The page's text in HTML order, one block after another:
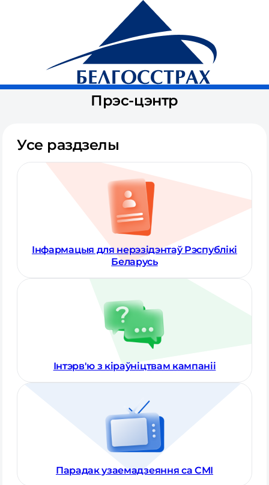
Галоўная
Прэс-цэнтр
Усе раздзелы
Інфармацыя для нерэзідэнтаў Рэспублікі
Беларусь
Інтэрв'ю з кіраўніцтвам кампаніі
Парадак узаемадзеяння са СМІ